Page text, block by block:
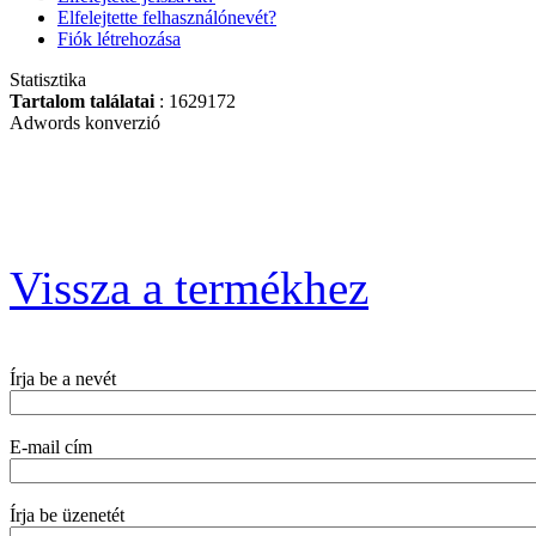
Elfelejtette felhasználónevét?
Fiók létrehozása
Statisztika
Tartalom találatai : 1629172
Adwords konverzió
Vissza a termékhez
Írja be a nevét
E-mail cím
Írja be üzenetét
BAHCO
BAHCO FiT Szigetelt
Nagy
szerszámrendszerező,
üres